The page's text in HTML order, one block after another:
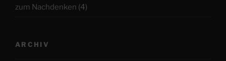
zum Nachdenken (4)
ARCHIV